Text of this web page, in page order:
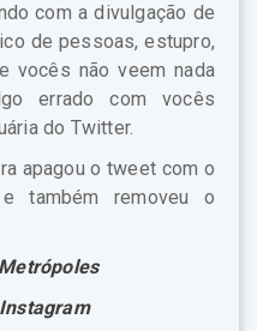
com a divulgação de
de pessoas, estupro,
vocês não veem nada
errado com vocês
do Twitter.
apagou o tweet com o
também removeu o